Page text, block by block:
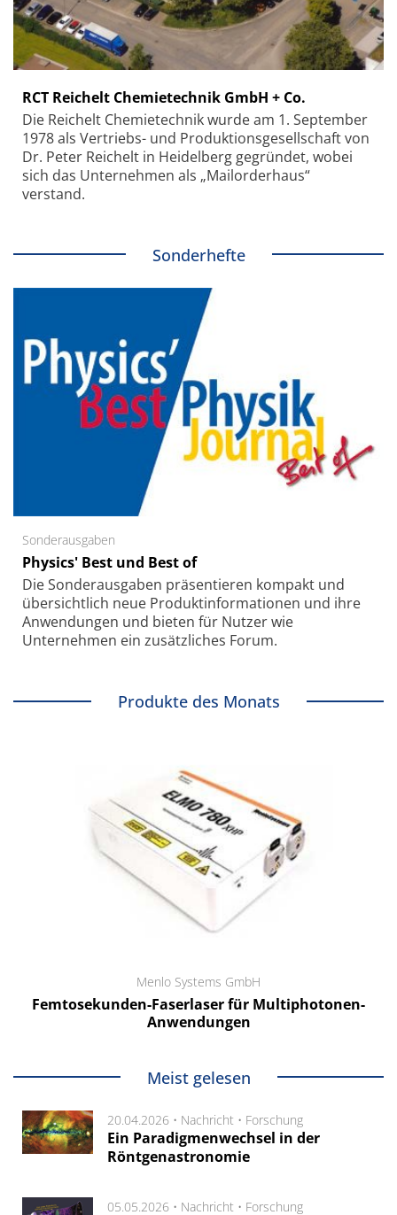
RCT Reichelt Chemietechnik GmbH + Co.
Die Reichelt Chemietechnik wurde am 1. September
1978 als Vertriebs- und Produktionsgesellschaft von
Dr. Peter Reichelt in Heidelberg gegründet, wobei
sich das Unternehmen als „Mailorderhaus“
verstand.
Sonderhefte
Sonderausgaben
Physics' Best und Best of
Die Sonder­ausgaben präsentieren kompakt und
übersichtlich neue Produkt­informationen und ihre
Anwendungen und bieten für Nutzer wie
Unternehmen ein zusätzliches Forum.
Produkte des Monats
Menlo Systems GmbH
Femtosekunden-Faserlaser für Multiphotonen-
Anwendungen
Meist gelesen
20.04.2026 • Nachricht • Forschung
Ein Paradigmenwechsel in der
Röntgenastronomie
05.05.2026 • Nachricht • Forschung